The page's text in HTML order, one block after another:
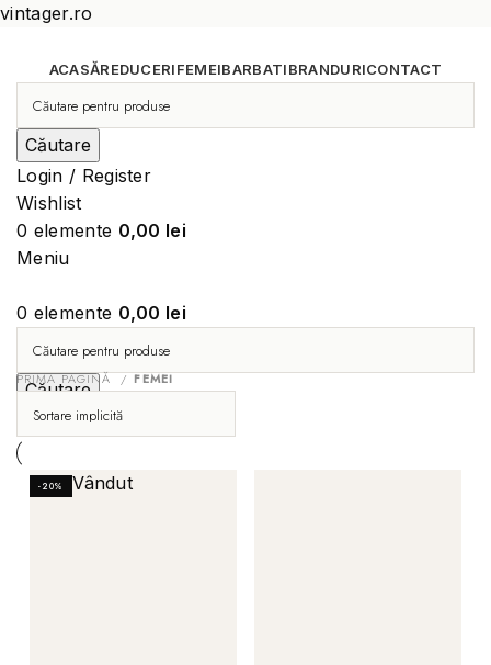
vintager.ro
ACASĂREDUCERIFEMEIBARBATIBRANDURICONTACT
Căutare
Login / Register
Wishlist
0 elemente 0,00 lei
Meniu
0 elemente 0,00 lei
Căutare
PRIMA PAGINĂ FEMEI
-20% Vândut